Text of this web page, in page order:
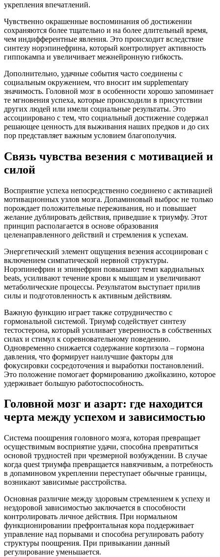
укрепления впечатлений.
Чувственно окрашенные воспоминания об достижении
сохраняются более тщательно и на более длительный время,
чем индифферентные явления. Это происходит вследствие
синтезу норэпинефрина, который контролирует активность
гиппокампа и увеличивает межнейронную гибкость.
Дополнительно, удачные события часто соединены с
социальным окружением, что вносит им supplementary
значимость. Головной мозг в особенности хорошо запоминает
те мгновения успеха, которые происходили в присутствии
других людей или имели социальные результаты. Это
ассоциировано с тем, что социальный достижение содержал
решающее ценность для выживания наших предков и до сих
пор представляет важным условием благополучия.
Связь чувства везения с мотивацией и
силой
Восприятие успеха непосредственно соединено с активацией
мотивационных узлов мозга. Допаминовый выброс не только
порождает положительные переживания, но и повышает
желание дублировать действия, приведшие к триумфу. Этот
принцип располагается в основе образования
целенаправленного действий и стремления к успехам.
Энергетический элемент ощущения везения ассоциирован с
включением симпатической нервной структуры.
Норэпинефрин и эпинефрин повышают темп кардиальных
beats, усиливают течение крови к мышцам и увеличивают
метаболические процессы. Результатом выступает прилив
силы и подготовленность к активным действиям.
Важную функцию играет также сотрудничество с
гормональной системой. Триумф содействует синтезу
тестостерона, который усиливает уверенность в собственных
силах и стимул к соревновательному поведению.
Одновременно снижается содержание кортизола – гормона
давления, что формирует наилучшие факторы для
фокусировки сосредоточения и выработки постановлений.
Это положение помогает формированию джойказино, которое
удерживает большую работоспособность.
Головной мозг и азарт: где находится
черта между успехом и зависимостью
Система поощрения головного мозга, которая превращает
осуществимым восприятие удачи, способна превратиться
основой трудностей при чрезмерной возбуждении. В случае
когда quest триумфа превращается навязчивым, а потребность
в допаминовом укреплении переступает обычные границы,
возникают зависимые расстройства.
Основная различие между здоровым стремлением к успеху и
нездоровой зависимостью заключается в способности
контролировать личное действия. При нормальном
функционировании префронтальная кора поддерживает
управление над порывами и способна регулировать работу
структуры поощрения. При привыкании данный
регулирование уменьшается.